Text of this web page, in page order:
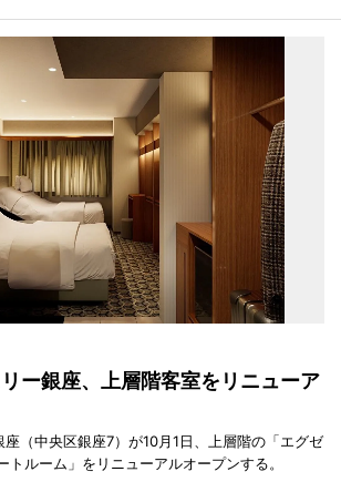
ー銀座、上層階客室をリニューア
（中央区銀座7）が10月1日、上層階の「エグゼ
トルーム」をリニューアルオープンする。